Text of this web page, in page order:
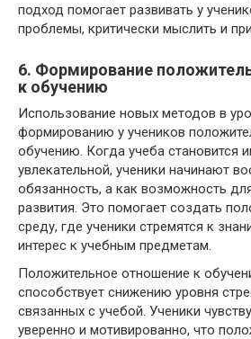
подход помогает развивать у
проблемы, критически мыслить и
6. Формирование
к обучению
Использование новых методов в
формированию у учеников
обучению. Когда учеба становится
увлекательной, ученики начинают
обязанность, а как возможность
развития. Это помогает создать
среду, где ученики стремятся к
интерес к учебным предметам.
Положительное отношение к
способствует снижению уровня
связанных с учебой. Ученики
уверенно и мотивированно, что